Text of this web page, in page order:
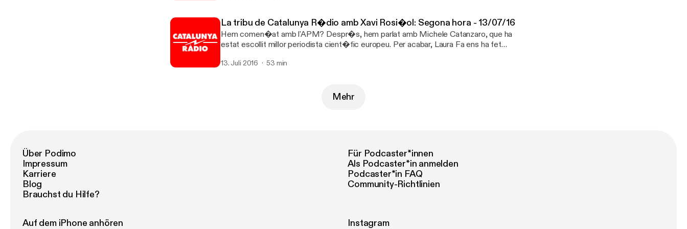
La tribu de Catalunya R�dio amb Xavi Rosi�ol: Segona hora - 13/07/16
Hem comen�at amb l'APM? Despr�s, hem parlat amb Michele Catanzaro, que ha
estat escollit millor periodista cient�fic europeu. Per acabar, Laura Fa ens ha fet
13. Juli 2016 53 min
Mehr
Über Podimo
Impressum
Karriere
Blog
Brauchst du Hilfe?
Für Podcaster*innen
Als Podcaster*in anmelden
Podcaster*in FAQ
Community-Richtlinien
Auf dem iPhone anhören
Instagram